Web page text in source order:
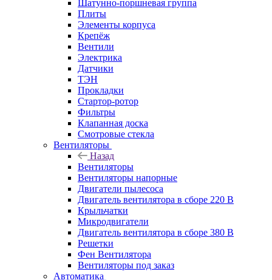
Шатунно-поршневая группа
Плиты
Элементы корпуса
Крепёж
Вентили
Электрика
Датчики
ТЭН
Прокладки
Стартор-ротор
Фильтры
Клапанная доска
Смотровые стекла
Вентиляторы
Назад
Вентиляторы
Вентиляторы напорные
Двигатели пылесоса
Двигатель вентилятора в сборе 220 В
Крыльчатки
Микродвигатели
Двигатель вентилятора в сборе 380 В
Решетки
Фен Вентилятора
Вентиляторы под заказ
Автоматика